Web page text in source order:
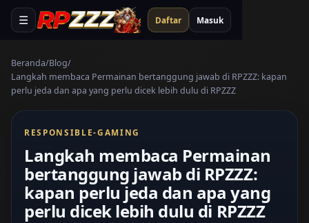
☰ Daftar Masuk
Beranda Blog
Langkah membaca Permainan bertanggung jawab di RPZZZ: kapan
perlu jeda dan apa yang perlu dicek lebih dulu di RPZZZ
RESPONSIBLE-GAMING
Langkah membaca Permainan
bertanggung jawab di RPZZZ:
kapan perlu jeda dan apa yang
perlu dicek lebih dulu di RPZZZ